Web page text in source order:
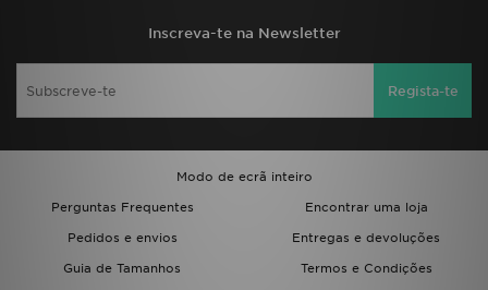
Inscreva-te na Newsletter
Regista-te
Modo de ecrã inteiro
Perguntas Frequentes
Encontrar uma loja
Pedidos e envios
Entregas e devoluções
Guia de Tamanhos
Termos e Condições